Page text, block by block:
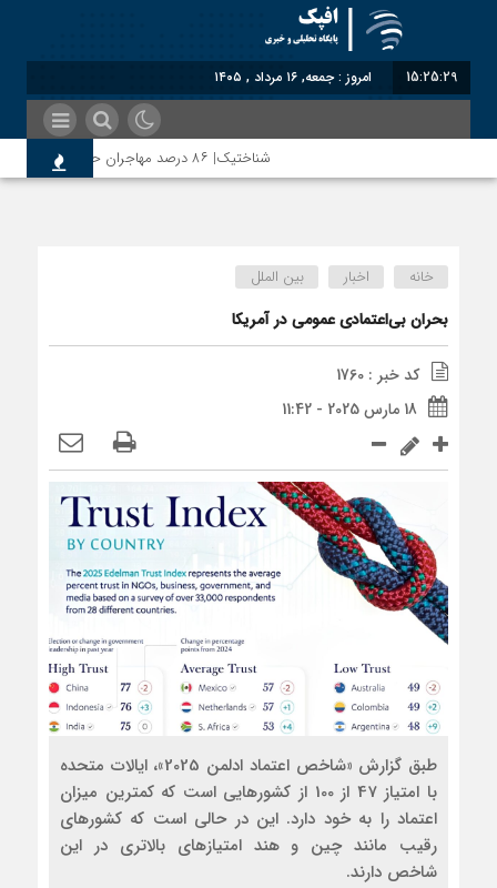
15:25:29 امروز : جمعه, ۱۶ مرداد , ۱۴۰۵
شناختیک| ۸۶ درصد مهاجران حامی ایران در جنگ؛ ۷۵ درصد مهاجران دولت چهاردهم را خیرخواه خود نمی‌دانند
خانه
اخبار بین الملل
بحران بی‌اعتمادی عمومی در آمریکا
کد خبر : 1760
18 مارس 2025 - 11:42
طبق گزارش «شاخص اعتماد ادلمن 2025»، ایالات متحده
با امتیاز 47 از 100 از کشورهایی است که کمترین میزان
اعتماد را به خود دارد. این در حالی است که کشورهای
رقیب مانند چین و هند امتیازهای بالاتری در این
شاخص دارند.